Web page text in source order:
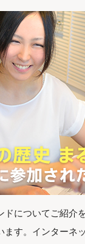
についてご紹介
ます。インターネ